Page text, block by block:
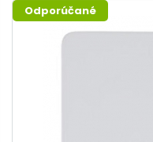
Odporúčané